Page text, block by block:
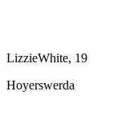
LizzieWhite, 19
Hoyerswerda